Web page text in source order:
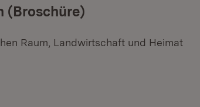
(Broschüre)
Raum, Landwirtschaft und Heimat